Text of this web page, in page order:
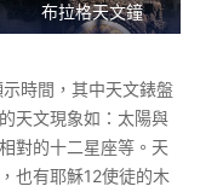
布拉格天文鐘
時間，其中天文錶盤
天文現象如：太陽與
對的十二星座等。天
也有耶穌12使徒的木